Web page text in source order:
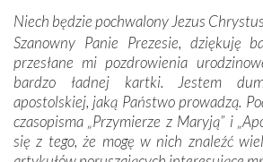
mieliśmy okazję przekonać się, że
otacza nie tylko nasz naród, lecz
się Jej ufnie oddają, a także każdą
Jej siebie oraz swych bliskich.
Dzieje Portugalii to również
odstępstw, także w życiu władców.
wymiarze tak osobistym, jak i
Niech będzie pochwalony Jezus
Szanowny Panie Prezesie, dziękuję
przesłane mi pozdrowienia
bardzo ładnej kartki. Jestem
apostolskiej, jaką Państwo prowadzą.
czasopisma „Przymierze z Maryją” i
się z tego, że mogę w nich znaleźć